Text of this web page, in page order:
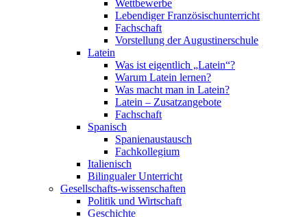
Wettbewerbe
Lebendiger Französischunterricht
Fachschaft
Vorstellung der Augustinerschule
Latein
Was ist eigentlich „Latein“?
Warum Latein lernen?
Was macht man in Latein?
Latein – Zusatzangebote
Fachschaft
Spanisch
Spanienaustausch
Fachkollegium
Italienisch
Bilingualer Unterricht
Gesellschafts-wissenschaften
Politik und Wirtschaft
Geschichte